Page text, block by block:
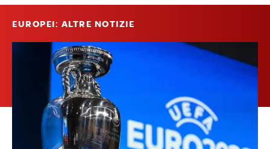
EUROPEI: ALTRE NOTIZIE